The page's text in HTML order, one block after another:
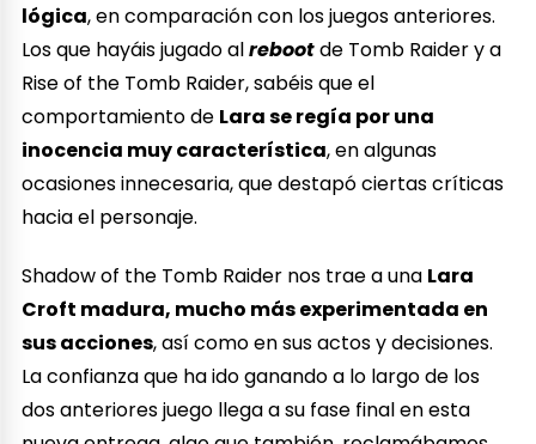
lógica, en comparación con los juegos anteriores.
Los que hayáis jugado alrebootde Tomb Raider y a
Rise of the Tomb Raider, sabéis que el
comportamiento de Lara se regía por una
inocencia muy característica, en algunas
ocasiones innecesaria, que destapó ciertas críticas
hacia el personaje.
Shadow of the Tomb Raider nos trae a una Lara
Croft madura, mucho más experimentada en
sus acciones, así como en sus actos y decisiones.
La confianza que ha ido ganando a lo largo de los
dos anteriores juego llega a su fase final en esta